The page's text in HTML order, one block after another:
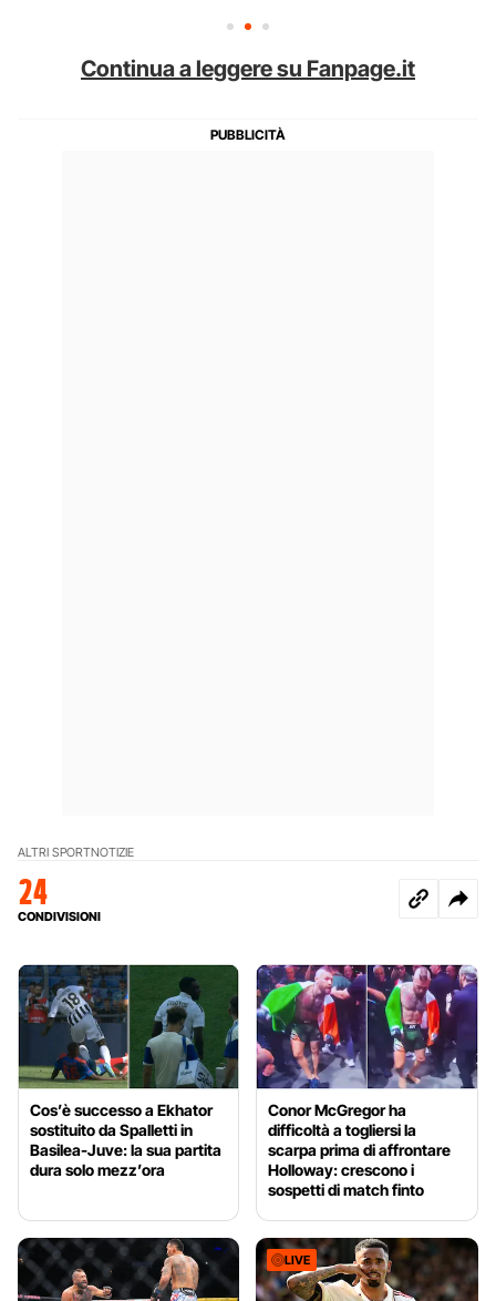
Continua a leggere su Fanpage.it
ALTRI SPORTNOTIZIE
24
CONDIVISIONI
Cos’è successo a Ekhator
sostituito da Spalletti in
Basilea-Juve: la sua partita
dura solo mezz’ora
Conor McGregor ha
difficoltà a togliersi la
scarpa prima di affrontare
Holloway: crescono i
sospetti di match finto
LIVE